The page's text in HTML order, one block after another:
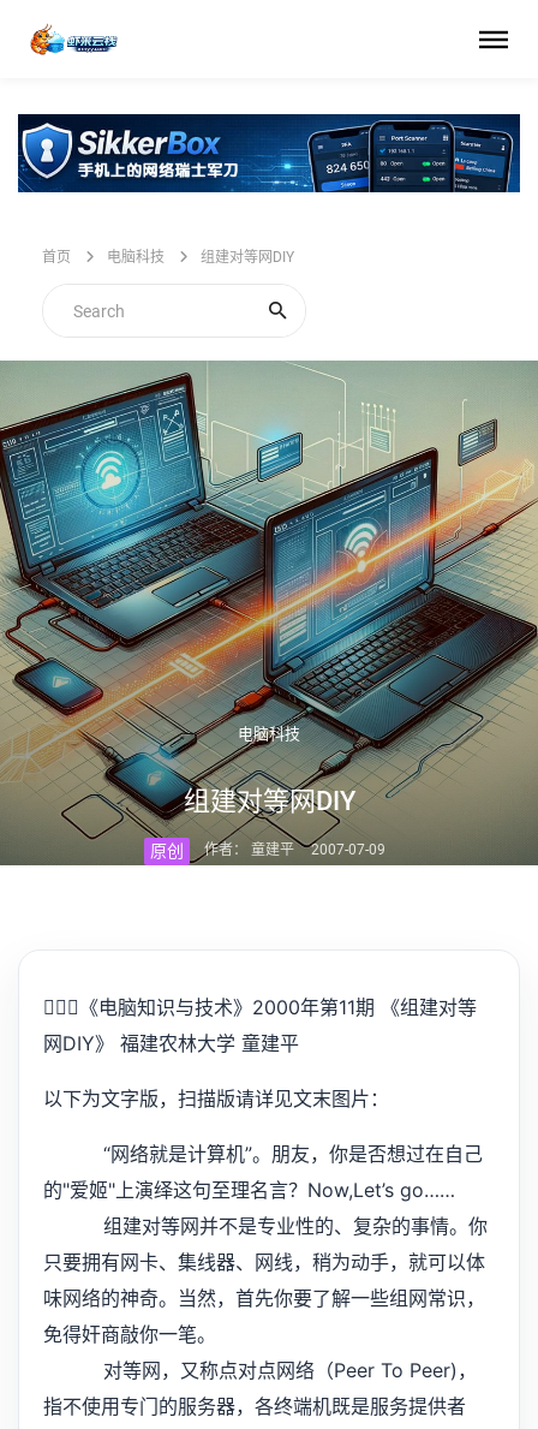
首页 电脑科技 组建对等网DIY
电脑科技
组建对等网DIY
原创 作者： 童建平 2007-07-09
💁🏻‍♂️ 《电脑知识与技术》2000年第11期 《组建对等
网DIY》 福建农林大学 童建平
以下为文字版，扫描版请详见文末图片：
“网络就是计算机”。朋友，你是否想过在自己
的"爱姬"上演绎这句至理名言？Now,Let’s go……
组建对等网并不是专业性的、复杂的事情。你
只要拥有网卡、集线器、网线，稍为动手，就可以体
味网络的神奇。当然，首先你要了解一些组网常识，
免得奸商敲你一笔。
对等网，又称点对点网络（Peer To Peer)，
指不使用专门的服务器，各终端机既是服务提供者